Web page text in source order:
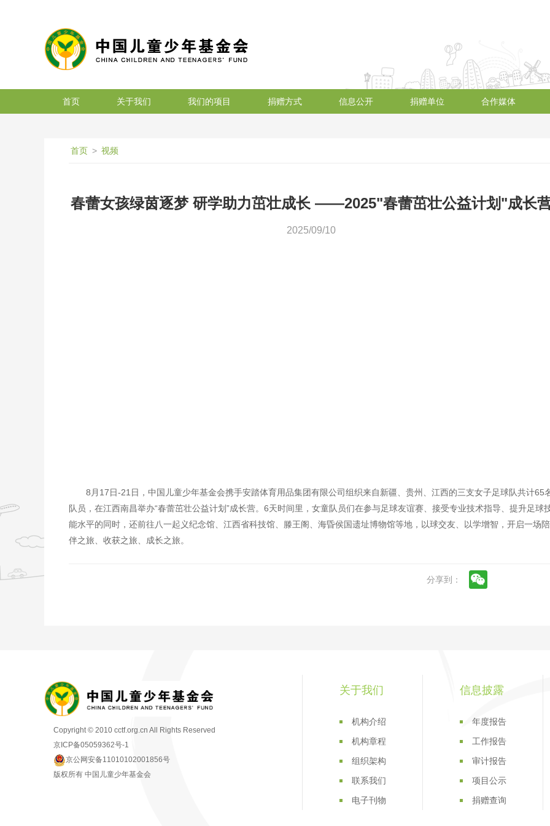
搜索
首页 关于我们 我们的项目 捐赠方式 信息公开 捐赠单位 合作媒体
首页 > 视频
春蕾女孩绿茵逐梦 研学助力茁壮成长 ——2025"春蕾茁壮公益计划"成长
2025/09/10
8月17日-21日，中国儿童少年基金会携手安踏体育用品集团有限公司组织来自新疆、贵州、江西的三支女子足球队共计65
队员，在江西南昌举办“春蕾茁壮公益计划”成长营。6天时间里，女童队员们在参与足球友谊赛、接受专业技术指导、提升足球
能水平的同时，还前往八一起义纪念馆、江西省科技馆、滕王阁、海昏侯国遗址博物馆等地，以球交友、以学增智，开启一场陪
伴之旅、收获之旅、成长之旅。
分享到：
Copyright © 2010 cctf.org.cn All Rights Reserved
京ICP备05059362号-1
京公网安备11010102001856号
版权所有 中国儿童少年基金会
关于我们
机构介绍
机构章程
组织架构
联系我们
电子刊物
信息披露
年度报告
工作报告
审计报告
项目公示
捐赠查询